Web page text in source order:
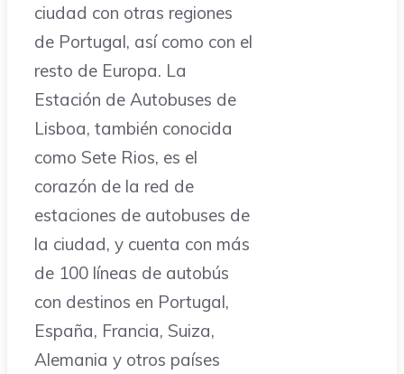
ciudad con otras regiones
de Portugal, así como con el
resto de Europa. La
Estación de Autobuses de
Lisboa, también conocida
como Sete Rios, es el
corazón de la red de
estaciones de autobuses de
la ciudad, y cuenta con más
de 100 líneas de autobús
con destinos en Portugal,
España, Francia, Suiza,
Alemania y otros países